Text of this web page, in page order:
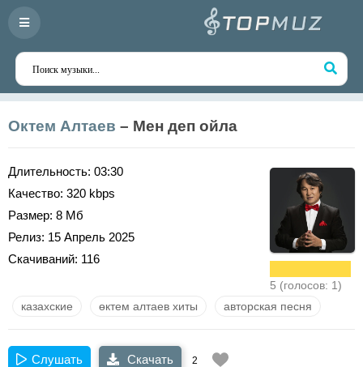
Октем Алтаев – Мен деп ойла
Длительность: 03:30
Качество: 320 kbps
Размер: 8 Мб
Релиз: 15 Апрель 2025
Скачиваний: 116
5 (голосов: 1)
казахские өктем алтаев хиты авторская песня
Слушать Скачать 2